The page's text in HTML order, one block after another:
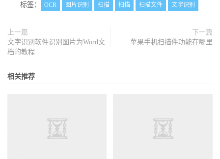
标签： OCR 图片识别 扫描 扫描 扫描文件 文字识别
上一篇
文字识别软件识别图片为Word文
档的教程
下一篇
苹果手机扫描件功能在哪里
相关推荐